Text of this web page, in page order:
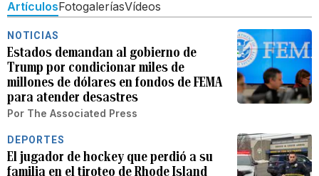
ArtículosFotogaleríasVídeos
NOTICIAS
Estados demandan al gobierno de
Trump por condicionar miles de
millones de dólares en fondos de FEMA
para atender desastres
Por The Associated Press
DEPORTES
El jugador de hockey que perdió a su
familia en el tiroteo de Rhode Island